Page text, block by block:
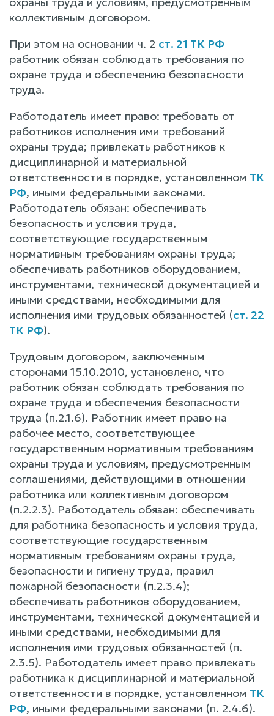
коллективным договором.
При этом на основании ч. 2 ст. 21 ТК РФ
работник обязан соблюдать требования по
охране труда и обеспечению безопасности
труда.
Работодатель имеет право: требовать от
работников исполнения ими требований
охраны труда; привлекать работников к
дисциплинарной и материальной
ответственности в порядке, установленном ТК
РФ, иными федеральными законами.
Работодатель обязан: обеспечивать
безопасность и условия труда,
соответствующие государственным
нормативным требованиям охраны труда;
обеспечивать работников оборудованием,
инструментами, технической документацией и
иными средствами, необходимыми для
исполнения ими трудовых обязанностей (ст. 22
ТК РФ).
Трудовым договором, заключенным
сторонами 15.10.2010, установлено, что
работник обязан соблюдать требования по
охране труда и обеспечения безопасности
труда (п.2.1.6). Работник имеет право на
рабочее место, соответствующее
государственным нормативным требованиям
охраны труда и условиям, предусмотренным
соглашениями, действующими в отношении
работника или коллективным договором
(п.2.2.3). Работодатель обязан: обеспечивать
для работника безопасность и условия труда,
соответствующие государственным
нормативным требованиям охраны труда,
безопасности и гигиену труда, правил
пожарной безопасности (п.2.3.4);
обеспечивать работников оборудованием,
инструментами, технической документацией и
иными средствами, необходимыми для
исполнения ими трудовых обязанностей (п.
2.3.5). Работодатель имеет право привлекать
работника к дисциплинарной и материальной
ответственности в порядке, установленном ТК
РФ, иными федеральными законами (п. 2.4.6).